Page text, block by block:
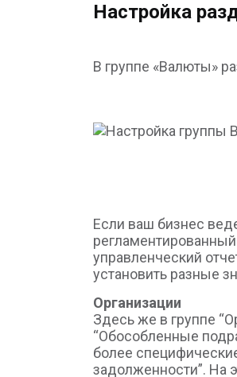
Настройка
В группе «Валюты»
Если ваш бизнес
управленческий
установить разные
Организации
Здесь же в группе
“Обособленные
более
задолженности”. На